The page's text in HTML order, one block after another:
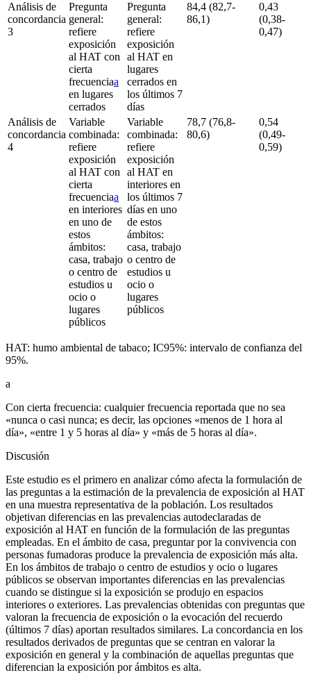
Análisis de
concordancia
3
Pregunta
general:
refiere
exposición
al HAT con
cierta
frecuenciaa
en lugares
cerrados
Pregunta
general:
refiere
exposición
al HAT en
lugares
cerrados en
los últimos 7
días
84,4 (82,7-
86,1)
0,43
(0,38-
0,47)
Análisis de
concordancia
4
Variable
combinada:
refiere
exposición
al HAT con
cierta
frecuenciaa
en interiores
en uno de
estos
ámbitos:
casa, trabajo
o centro de
estudios u
ocio o
lugares
públicos
Variable
combinada:
refiere
exposición
al HAT en
interiores en
los últimos 7
días en uno
de estos
ámbitos:
casa, trabajo
o centro de
estudios u
ocio o
lugares
públicos
78,7 (76,8-
80,6)
0,54
(0,49-
0,59)
HAT: humo ambiental de tabaco; IC95%: intervalo de confianza del
95%.
a
Con cierta frecuencia: cualquier frecuencia reportada que no sea
«nunca o casi nunca; es decir, las opciones «menos de 1 hora al
día», «entre 1 y 5 horas al día» y «más de 5 horas al día».
Discusión
Este estudio es el primero en analizar cómo afecta la formulación de
las preguntas a la estimación de la prevalencia de exposición al HAT
en una muestra representativa de la población. Los resultados
objetivan diferencias en las prevalencias autodeclaradas de
exposición al HAT en función de la formulación de las preguntas
empleadas. En el ámbito de casa, preguntar por la convivencia con
personas fumadoras produce la prevalencia de exposición más alta.
En los ámbitos de trabajo o centro de estudios y ocio o lugares
públicos se observan importantes diferencias en las prevalencias
cuando se distingue si la exposición se produjo en espacios
interiores o exteriores. Las prevalencias obtenidas con preguntas que
valoran la frecuencia de exposición o la evocación del recuerdo
(últimos 7 días) aportan resultados similares. La concordancia en los
resultados derivados de preguntas que se centran en valorar la
exposición en general y la combinación de aquellas preguntas que
diferencian la exposición por ámbitos es alta.